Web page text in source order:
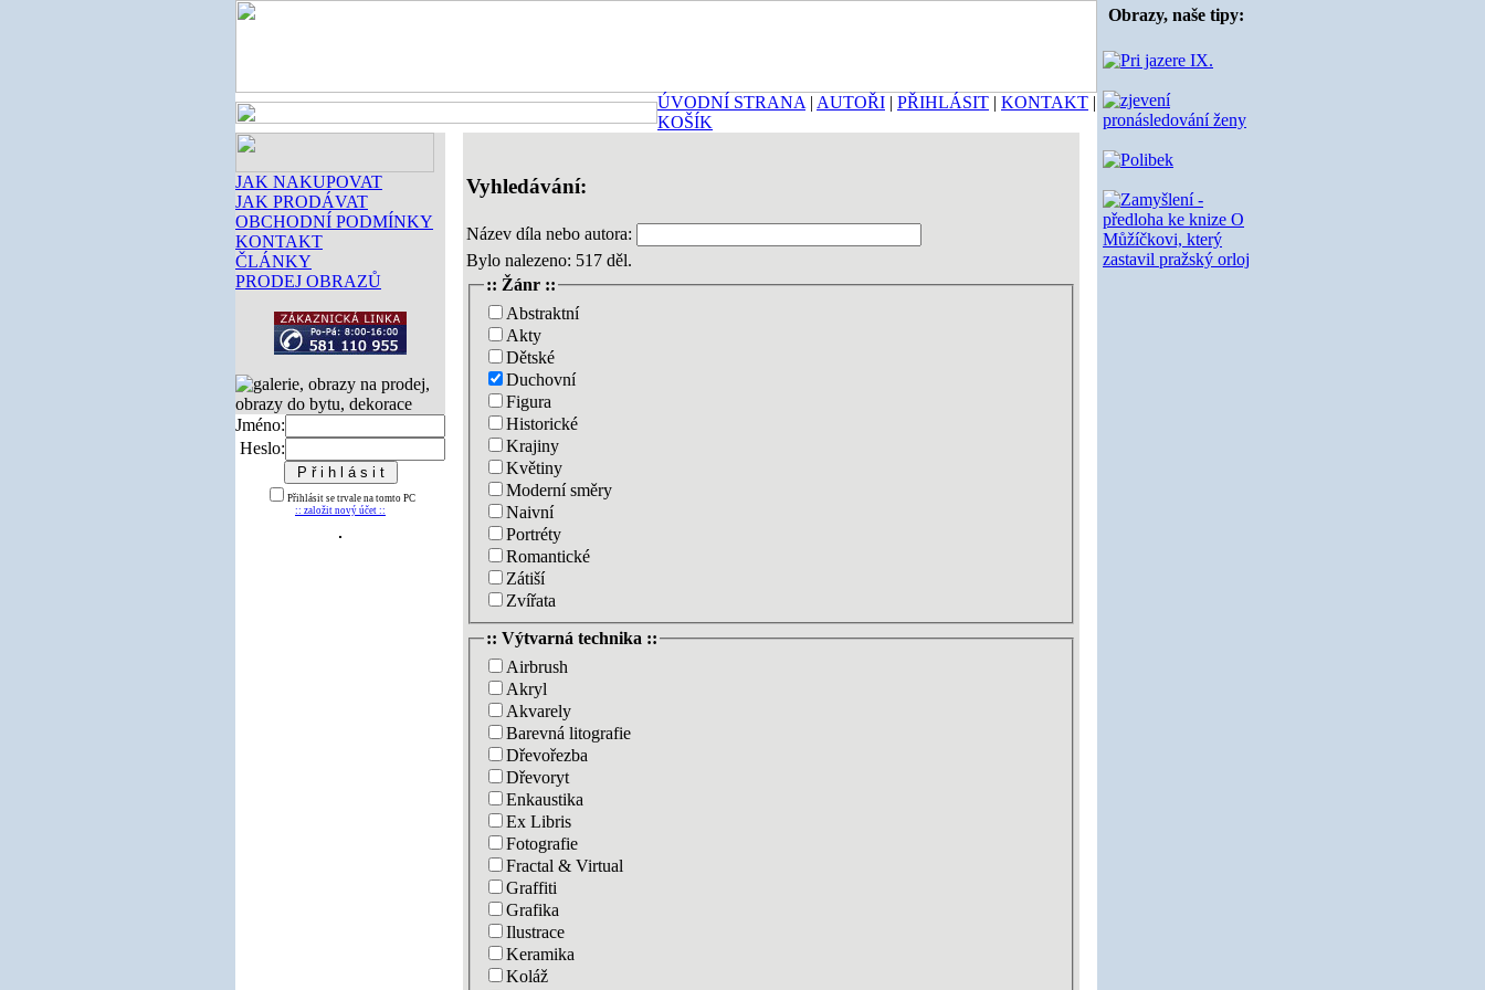
ÚVODNÍ STRANA | AUTOŘI | PŘIHLÁSIT | KONTAKT |
KOŠÍK
JAK NAKUPOVAT
JAK PRODÁVAT
OBCHODNÍ PODMÍNKY
KONTAKT
ČLÁNKY
PRODEJ OBRAZŮ
Jméno:
Heslo:
Přihlásit se trvale na tomto PC
:: založit nový účet ::
Vyhledávání:
Název díla nebo autora:
Bylo nalezeno: 517 děl.
:: Žánr ::
Abstraktní
Akty
Dětské
Duchovní
Figura
Historické
Krajiny
Květiny
Moderní směry
Naivní
Portréty
Romantické
Zátiší
Zvířata
:: Výtvarná technika ::
Airbrush
Akryl
Akvarely
Barevná litografie
Dřevořezba
Dřevoryt
Enkaustika
Ex Libris
Fotografie
Fractal & Virtual
Graffiti
Grafika
Ilustrace
Keramika
Koláž
Obrazy, naše tipy: